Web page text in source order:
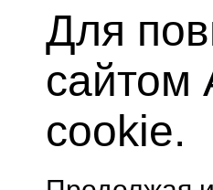
Для
сайтом
cookie.